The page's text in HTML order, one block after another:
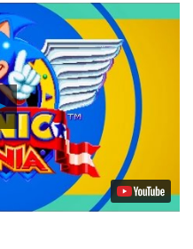
Lancer
la
vidéo